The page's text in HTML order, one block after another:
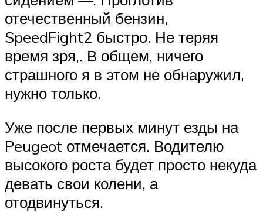
отечественный бензин,
SpeedFight2 быстро. Не теряя
время зря,. В общем, ничего
страшного я в этом не обнаружил,
нужно только.
Уже после первых минут езды на
Peugeot отмечается. Водителю
высокого роста будет просто некуда
девать свои колени, а
отодвинуться.